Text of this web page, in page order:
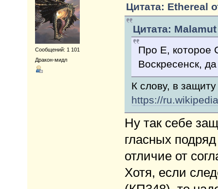
Сообщений: 1 101
Дракон-мидл
Цитата: Ethereal
Цитата:
Про Е, которое
Воскресенск,
К слову, в
https://
Ну так себе
гласных
отличие от
Хотя, если